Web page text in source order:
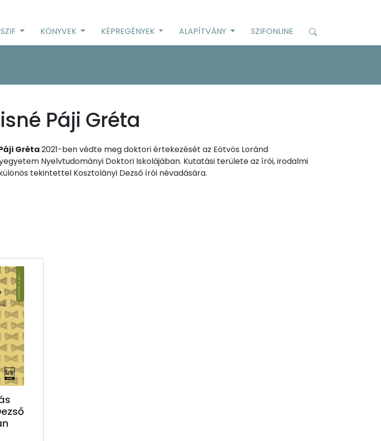
SZIF KÖNYVEK KÉPREGÉNYEK ALAPÍTVÁNY SZIFONLINE
Páji Gréta
Gréta2021-ben védte meg doktori értekezését az Eötvös Loránd
Nyelvtudományi Doktori Iskolájában. Kutatási területe az írói, irodalmi
tekintettel Kosztolányi Dezső írói névadására.